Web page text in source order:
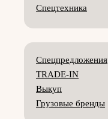
Спецтехника
Спецпредложения
TRADE-IN
Выкуп
Грузовые бренды